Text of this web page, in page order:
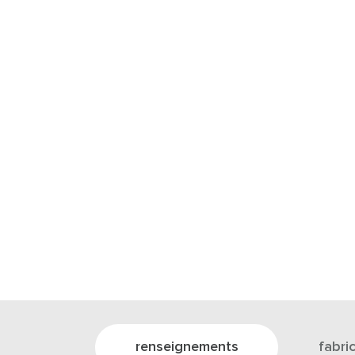
renseignements